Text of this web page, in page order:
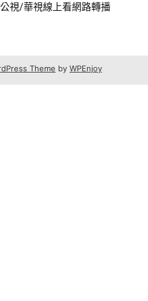
視/華視線上看網路轉播
Theme by WPEnjoy